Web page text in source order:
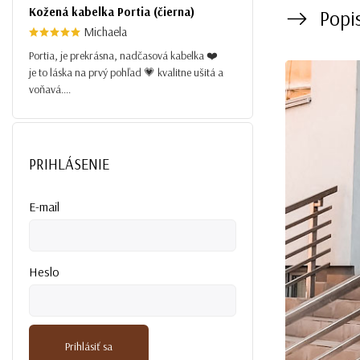
Kožená kabelka Portia (čierna)
Michaela
Portia, je prekrásna, nadčasová kabelka ❤️
je to láska na prvý pohľad 💗 kvalitne ušitá a
voňavá....
PRIHLÁSENIE
E-mail
Heslo
Prihlásiť sa